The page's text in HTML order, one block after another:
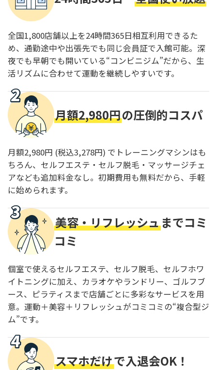
全国1,800店舗以上を24時間365日相互利用できるた
め、通勤途中や出張先でも同じ会員証で入館可能。深
夜でも早朝でも開いている“コンビニジム”だから、生
活リズムに合わせて運動を継続しやすいです。
月額2,980円の圧倒的コスパ
月額2,980円 (税込3,278円) でトレーニングマシンはも
ちろん、セルフエステ・セルフ脱毛・マッサージチェ
アなども追加料金なし。初期費用も無料だから、手軽
に始められます。
美容・リフレッシュまでコミ
コミ
個室で使えるセルフエステ、セルフ脱毛、セルフホワ
イトニングに加え、カラオケやランドリー、ゴルフブ
ース、ピラティスまで店舗ごとに多彩なサービスを用
意。運動＋美容＋リフレッシュがコミコミの“複合型ジ
ム”です。
スマホだけで入退会OK！